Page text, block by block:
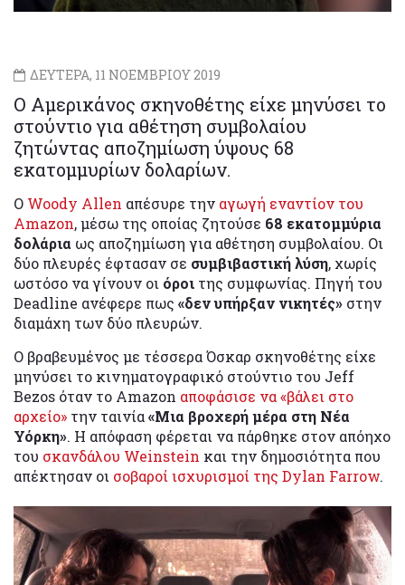
ΔΕΥΤΕΡΑ, 11 ΝΟΕΜΒΡΙΟΥ 2019
Ο Αμερικάνος σκηνοθέτης είχε μηνύσει το
στούντιο για αθέτηση συμβολαίου
ζητώντας αποζημίωση ύψους 68
εκατομμυρίων δολαρίων.
Ο Woody Allen απέσυρε την αγωγή εναντίον του
Amazon, μέσω της οποίας ζητούσε 68 εκατομμύρια
δολάρια ως αποζημίωση για αθέτηση συμβολαίου. Οι
δύο πλευρές έφτασαν σε συμβιβαστική λύση, χωρίς
ωστόσο να γίνουν οι όροι της συμφωνίας. Πηγή του
Deadline ανέφερε πως «δεν υπήρξαν νικητές» στην
διαμάχη των δύο πλευρών.
Ο βραβευμένος με τέσσερα Όσκαρ σκηνοθέτης είχε
μηνύσει το κινηματογραφικό στούντιο του Jeff
Bezos όταν το Amazon αποφάσισε να «βάλει στο
αρχείο» την ταινία«Μια βροχερή μέρα στη Νέα
Υόρκη». Η απόφαση φέρεται να πάρθηκε στον απόηχο
του σκανδάλου Weinstein και την δημοσιότητα που
απέκτησαν οι σοβαροί ισχυρισμοί της Dylan Farrow.